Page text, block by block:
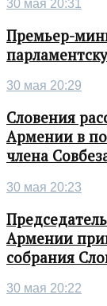
30 мая 20:31
Премьер-
30 мая 20:29
Словения
Армении в
члена
30 мая 20:23
Армении
собрания
30 мая 20:22